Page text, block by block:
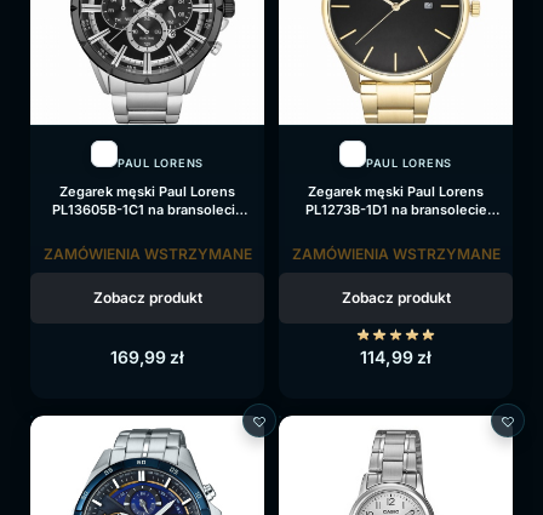
PAUL LORENS
Zegarek męski Paul Lorens
PL13605B-1C1 na bransolecie
169,99 zł
ZAMÓWIENIA WSTRZYMANE
Zobacz produkt
PAUL LORENS
Zegarek męski Paul Lorens
PL1273B-1D1 na bransolecie
114,99 zł
ZAMÓWIENIA WSTRZYMANE
Zobacz produkt